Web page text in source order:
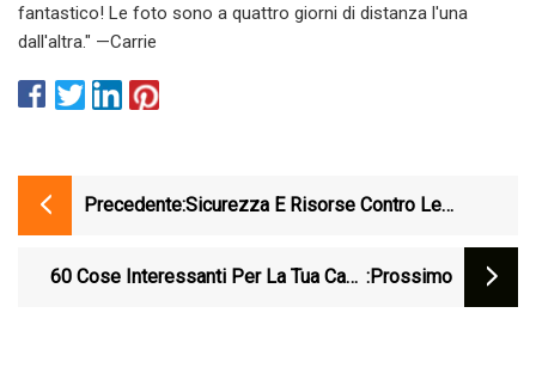
fantastico! Le foto sono a quattro giorni di distanza l'una
dall'altra." —Carrie
Precedente:Sicurezza E Risorse Contro Le
60 Cose Interessanti Per La Tua Casa :Prossimo